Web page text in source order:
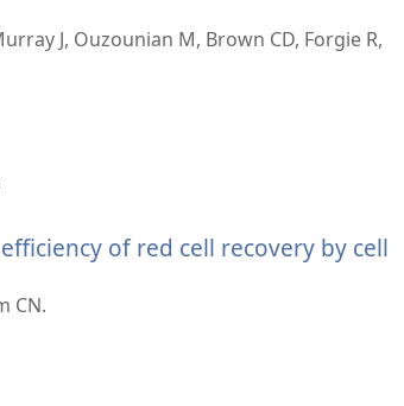
J, Ouzounian M, Brown CD, Forgie R,
janela)
of red cell recovery by cell
CN.